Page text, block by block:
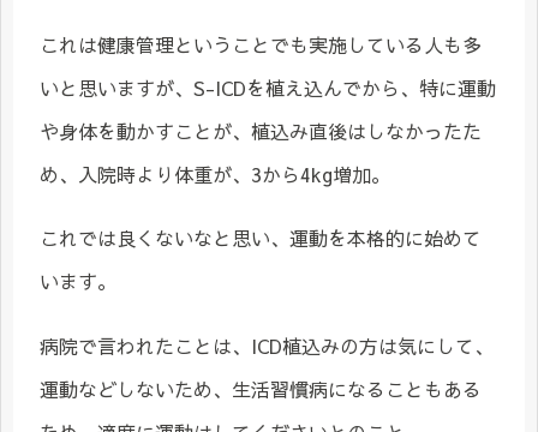
これは健康管理ということでも実施している人も多
いと思いますが、S-ICDを植え込んでから、特に運動
や身体を動かすことが、植込み直後はしなかったた
め、入院時より体重が、3から4kg増加。
これでは良くないなと思い、運動を本格的に始めて
います。
病院で言われたことは、ICD植込みの方は気にして、
運動などしないため、生活習慣病になることもある